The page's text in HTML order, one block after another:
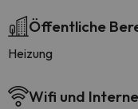
Öffentliche
Heizung
Wifi und